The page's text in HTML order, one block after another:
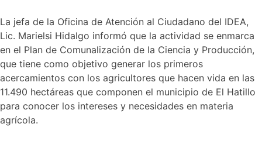
La jefa de la Oficina de Atención al Ciudadano del IDEA,
Lic. Marielsi Hidalgo informó que la actividad se enmarca
en el Plan de Comunalización de la Ciencia y Producción,
que tiene como objetivo generar los primeros
acercamientos con los agricultores que hacen vida en las
11.490 hectáreas que componen el municipio de El Hatillo
para conocer los intereses y necesidades en materia
agrícola.